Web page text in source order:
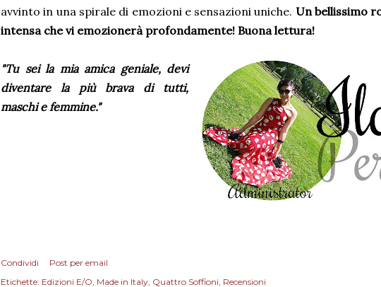
avvinto in una spirale di emozioni e sensazioni uniche. Un bellissimo
intensa che vi emozionerà profondamente! Buona lettura!
"Tu sei la mia amica geniale, devi
diventare la più brava di tutti,
maschi e femmine."
Condividi
Post per email
Etichette: Edizioni E/O Made in Italy Quattro Soffioni Recensioni